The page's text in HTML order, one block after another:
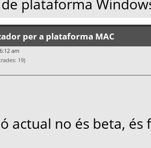
plataforma
per a plataforma MAC
am
19)
actual no és beta, és